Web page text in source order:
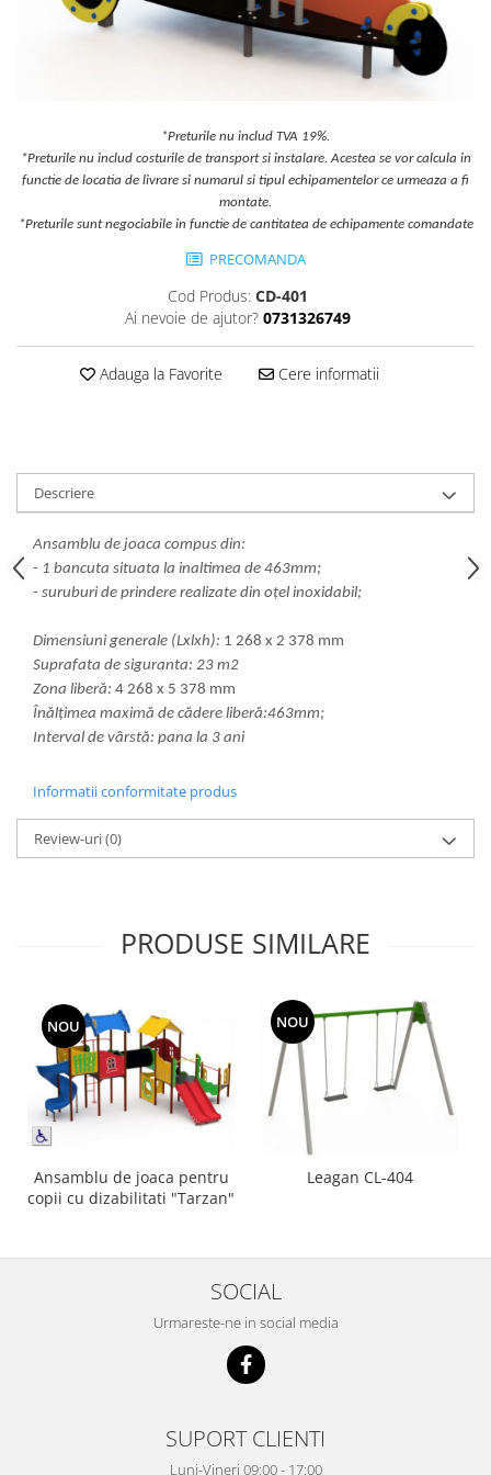
Jocuri cu nisip
Echipamente de catarat
Echipamente persoane cu
dizabilitati
Echipament muzical
Animale din cauciuc
Tenis si Volei
Trasee Ninja
Echipamente fitness
Mese de jocuri
MOBILIER URBAN
Garduri/Imprejmuiri
Panouri pentru informare/Marcaje
Foisoare si pergole
Rastel Biciclete
Banci
*Preturile nu includ TVA 19%.
*Preturile nu includ costurile de transport si instalare. Acestea se vor calcula in
functie de locatia de livrare si numarul si tipul echipamentelor ce urmeaza a fi
montate.
*Preturile sunt negociabile in functie de cantitatea de echipamente comandate
PRECOMANDA
Cod Produs: CD-401
Ai nevoie de ajutor? 0731326749
Adauga la Favorite Cere informatii
Descriere
Ansamblu de joaca compus din:
- 1 bancuta situata la inaltimea de 463mm;
- suruburi de prindere realizate din oțel inoxidabil;
Dimensiuni generale (Lxlxh): 1 268 x 2 378 mm
Suprafata de siguranta: 23 m2
Zona liberă: 4 268 x 5 378 mm
Înălțimea maximă de cădere liberă:463mm;
Interval de vârstă: pana la 3 ani
Informatii conformitate produs
Review-uri(0)
PRODUSE SIMILARE
NOU
Ansamblu de joaca pentru
copii cu dizabilitati "Tarzan"
NOU
Leagan CL-404
SOCIAL
Urmareste-ne in social media
SUPORT CLIENTI
Luni-Vineri 09:00 - 17:00